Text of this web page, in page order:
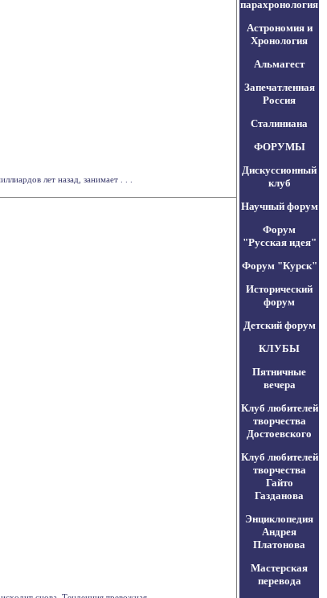
лет назад, занимает . . .
парахронология
Астрономия и
Хронология
Альмагест
Запечатленная
Россия
Сталиниана
ФОРУМЫ
Дискуссионный
клуб
Научный форум
Форум
"Русская идея"
Форум "Курск"
Исторический
форум
Детский форум
КЛУБЫ
Пятничные
вечера
Клуб любителей
творчества
Достоевского
Клуб любителей
творчества
Гайто
Газданова
Энциклопедия
Андрея
Платонова
Мастерская
перевода